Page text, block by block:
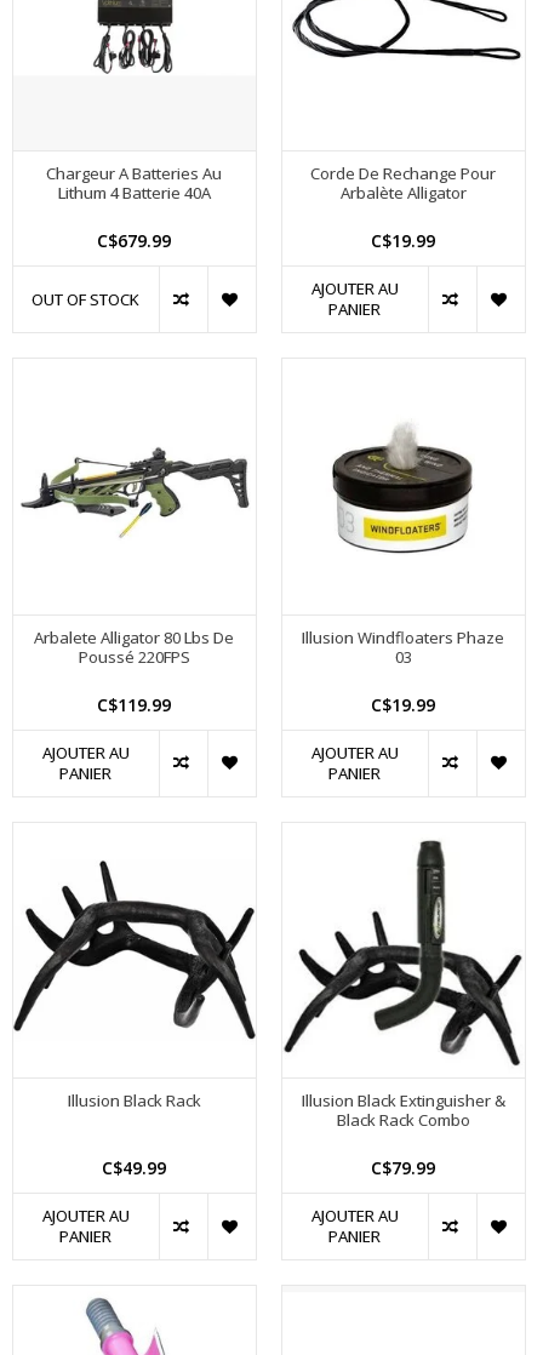
Chargeur A Batteries Au
Lithum 4 Batterie 40A
C$679.99
OUT OF STOCK
Corde De Rechange Pour
Arbalète Alligator
C$19.99
AJOUTER AU
PANIER
Arbalete Alligator 80 Lbs De
Poussé 220FPS
C$119.99
AJOUTER AU
PANIER
Illusion Windfloaters Phaze
03
C$19.99
AJOUTER AU
PANIER
Illusion Black Rack
C$49.99
AJOUTER AU
PANIER
Illusion Black Extinguisher &
Black Rack Combo
C$79.99
AJOUTER AU
PANIER